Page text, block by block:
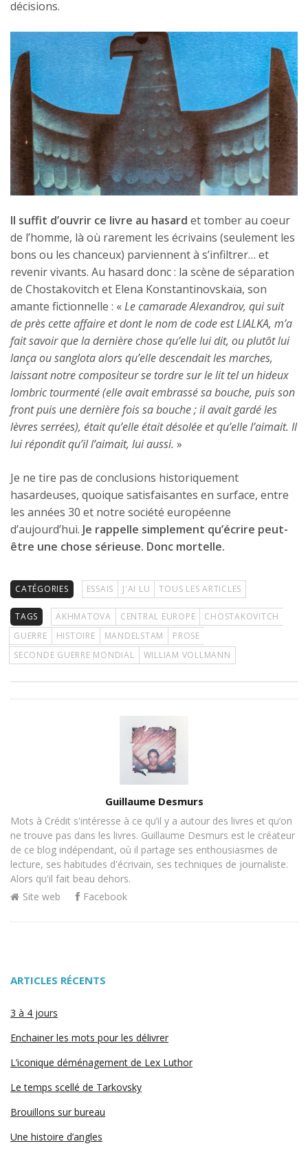
décisions.
Il suffit d’ouvrir ce livre au hasard et tomber au coeur
de l’homme, là où rarement les écrivains (seulement les
bons ou les chanceux) parviennent à s’infiltrer… et
revenir vivants. Au hasard donc : la scène de séparation
de Chostakovitch et Elena Konstantinovskaïa, son
amante fictionnelle : «Le camarade Alexandrov, qui suit
de près cette affaire et dont le nom de code est LIALKA, m’a
fait savoir que la dernière chose qu’elle lui dit, ou plutôt lui
lança ou sanglota alors qu’elle descendait les marches,
laissant notre compositeur se tordre sur le lit tel un hideux
lombric tourmenté (elle avait embrassé sa bouche, puis son
front puis une dernière fois sa bouche ; il avait gardé les
lèvres serrées), était qu’elle était désolée et qu’elle l’aimait. Il
lui répondit qu’il l’aimait, lui aussi. »
Je ne tire pas de conclusions historiquement
hasardeuses, quoique satisfaisantes en surface, entre
les années 30 et notre société européenne
d’aujourd’hui. Je rappelle simplement qu’écrire peut-
être une chose sérieuse. Donc mortelle.
CATÉGORIES ESSAIS J'AI LU TOUS LES ARTICLES
TAGS AKHMATOVA CENTRAL EUROPE
CHOSTAKOVITCH
GUERRE
HISTOIRE MANDELSTAM
PROSE
SECONDE GUERRE MONDIAL
WILLIAM VOLLMANN
Auteurs
Guillaume Desmurs
Mots à Crédit s'intéresse à ce qu’il y a autour des livres et qu’on
ne trouve pas dans les livres. Guillaume Desmurs est le créateur
de ce blog indépendant, où il partage ses enthousiasmes de
lecture, ses habitudes d'écrivain, ses techniques de journaliste.
Alors qu'il fait beau dehors.
Site web
Facebook
ARTICLES RÉCENTS
3 à 4 jours
Enchainer les mots pour les délivrer
L’iconique déménagement de Lex Luthor
Le temps scellé de Tarkovsky
Brouillons sur bureau
Une histoire d’angles